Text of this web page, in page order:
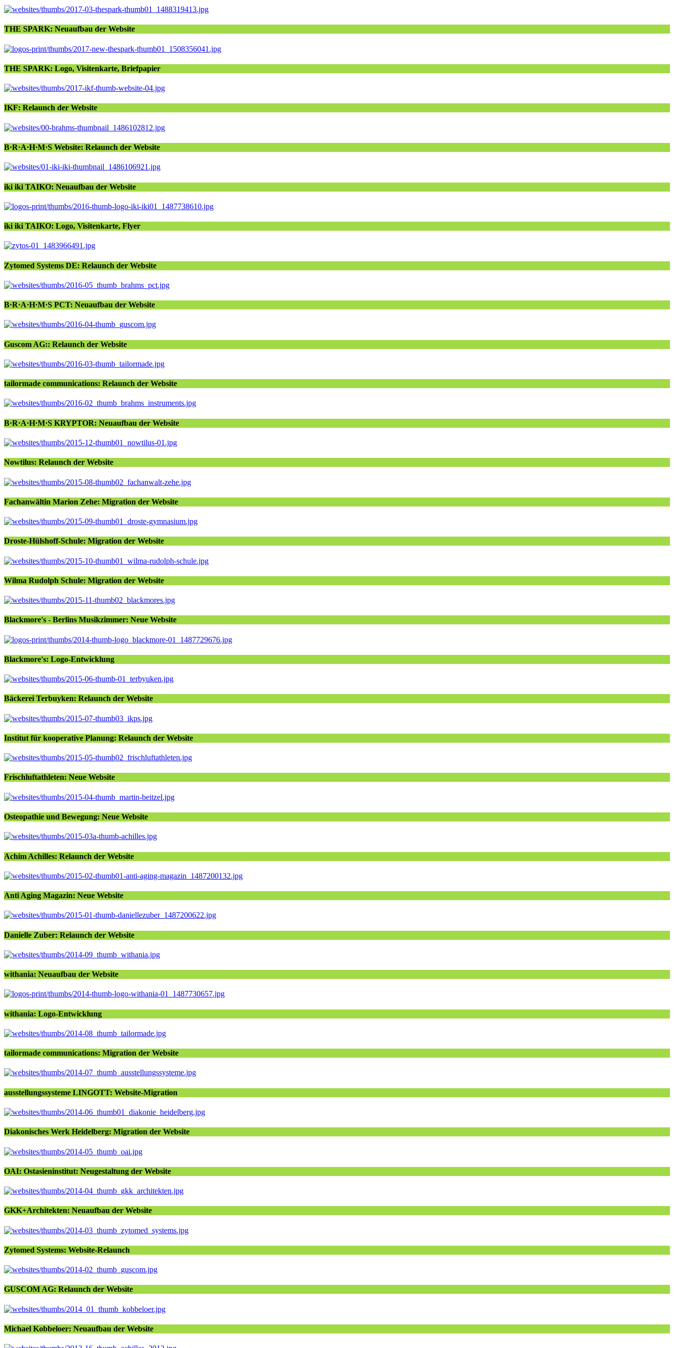
THE SPARK: Neuaufbau der Website
THE SPARK: Logo, Visitenkarte, Briefpapier
IKF: Relaunch der Website
B·R·A·H·M·S Website: Relaunch der Website
iki iki TAIKO: Neuaufbau der Website
iki iki TAIKO: Logo, Visitenkarte, Flyer
Zytomed Systems DE: Relaunch der Website
B·R·A·H·M·S PCT: Neuaufbau der Website
Guscom AG:: Relaunch der Website
tailormade communications: Relaunch der Website
B·R·A·H·M·S KRYPTOR: Neuaufbau der Website
Nowtilus: Relaunch der Website
Fachanwältin Marion Zehe: Migration der Website
Droste-Hülshoff-Schule: Migration der Website
Wilma Rudolph Schule: Migration der Website
Blackmore's - Berlins Musikzimmer: Neue Website
Blackmore's: Logo-Entwicklung
Bäckerei Terbuyken: Relaunch der Website
Institut für kooperative Planung: Relaunch der Website
Frischluftathleten: Neue Website
Osteopathie und Bewegung: Neue Website
Achim Achilles: Relaunch der Website
Anti Aging Magazin: Neue Website
Danielle Zuber: Relaunch der Website
withania: Neuaufbau der Website
withania: Logo-Entwicklung
tailormade communications: Migration der Website
ausstellungssysteme LINGOTT: Website-Migration
Diakonisches Werk Heidelberg: Migration der Website
OAI: Ostasieninstitut: Neugestaltung der Website
GKK+Architekten: Neuaufbau der Website
Zytomed Systems: Website-Relaunch
GUSCOM AG: Relaunch der Website
Michael Kobbeloer: Neuaufbau der Website